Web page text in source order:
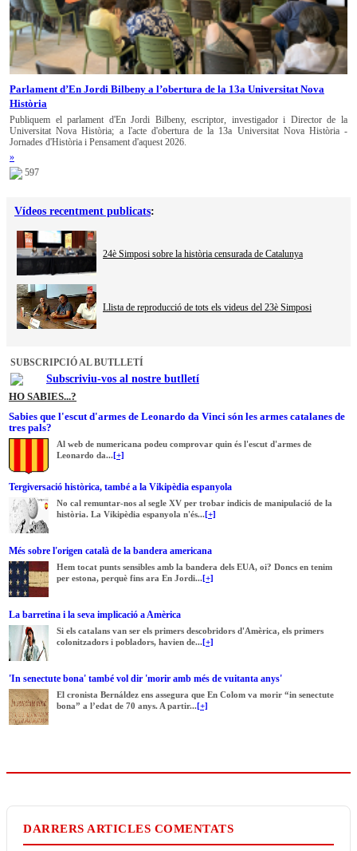
Parlament d’En Jordi Bilbeny a l’obertura de la 13a Universitat Nova
Història
Publiquem el parlament d'En Jordi Bilbeny, escriptor, investigador i Director de la
Universitat Nova Història; a l'acte d'obertura de la 13a Universitat Nova Història -
Jornades d'Història i Pensament d'aquest 2026.
»
597
Vídeos recentment publicats:
24è Simposi sobre la història censurada de Catalunya
Llista de reproducció de tots els videus del 23è Simposi
SUBSCRIPCIÓ AL BUTLLETÍ
Subscriviu-vos al nostre butlletí
HO SABIES...?
Sabies que l'escut d'armes de Leonardo da Vinci són les armes catalanes de
tres pals?
Al web de numericana podeu comprovar quin és l'escut d'armes de
Leonardo da...[+]
Tergiversació històrica, també a la Vikipèdia espanyola
No cal remuntar-nos al segle XV per trobar indicis de manipulació de la
història. La Vikipèdia espanyola n'és...[+]
Més sobre l'origen català de la bandera americana
Hem tocat punts sensibles amb la bandera dels EUA, oi? Doncs en tenim
per estona, perquè fins ara En Jordi...[+]
La barretina i la seva implicació a Amèrica
Si els catalans van ser els primers descobridors d'Amèrica, els primers
colonitzadors i pobladors, havien de...[+]
'In senectute bona' també vol dir 'morir amb més de vuitanta anys'
El cronista Bernáldez ens assegura que En Colom va morir “in senectute
bona” a l’edat de 70 anys. A partir...[+]
DARRERS ARTICLES COMENTATS